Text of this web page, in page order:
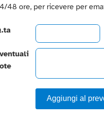
48 ore, per ricevere per
Aggiungi al